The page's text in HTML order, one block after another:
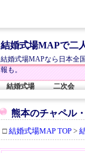
結婚式場MAPで二
結婚式場MAPなら日本全
報も。
結婚式場
二次会
熊本のチャペル
□ 結婚式場MAP TOP >